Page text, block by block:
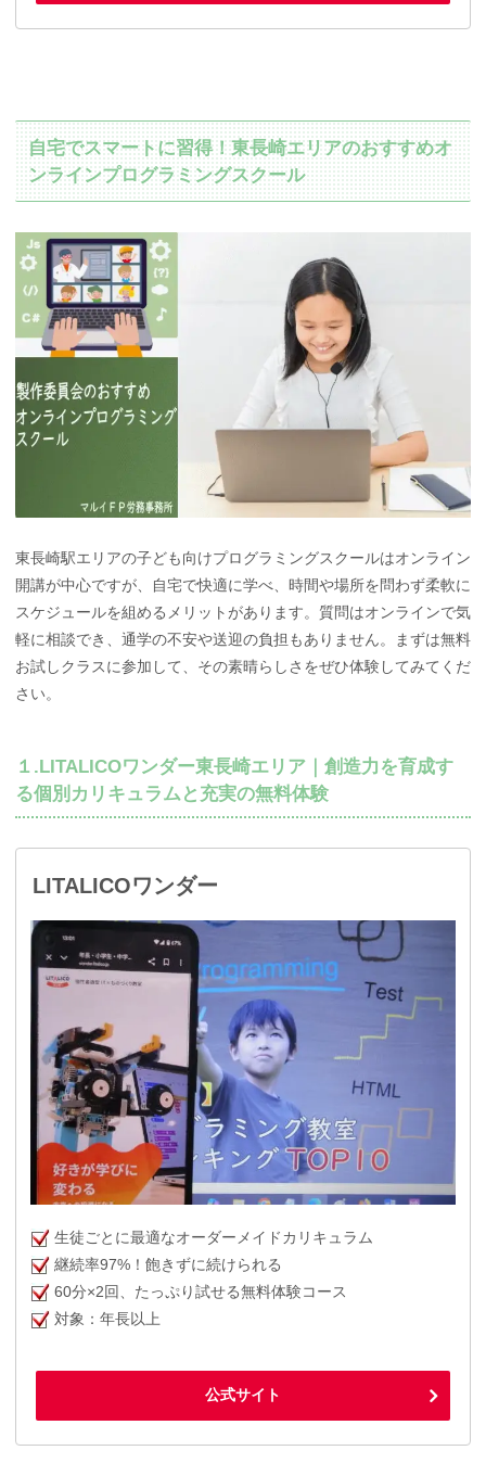
自宅でスマートに習得！東長崎エリアのおすすめオ
ンラインプログラミングスクール
東長崎駅エリアの子ども向けプログラミングスクールはオンライン
開講が中心ですが、自宅で快適に学べ、時間や場所を問わず柔軟に
スケジュールを組めるメリットがあります。質問はオンラインで気
軽に相談でき、通学の不安や送迎の負担もありません。まずは無料
お試しクラスに参加して、その素晴らしさをぜひ体験してみてくだ
さい。
１.LITALICOワンダー東長崎エリア｜創造力を育成す
る個別カリキュラムと充実の無料体験
LITALICOワンダー
生徒ごとに最適なオーダーメイドカリキュラム
継続率97%！飽きずに続けられる
60分×2回、たっぷり試せる無料体験コース
対象：年長以上
公式サイト